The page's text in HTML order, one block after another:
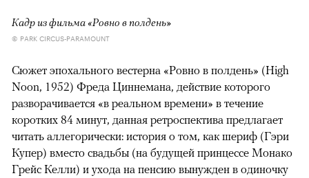
Кадр из фильма «Ровно в полдень»
© PARK CIRCUS-PARAMOUNT
Сюжет эпохального вестерна «Ровно в полдень» (High
Noon, 1952) Фреда Циннемана, действие которого
разворачивается «в реальном времени» в течение
коротких 84 минут, данная ретроспектива предлагает
читать аллегорически: история о том, как шериф (Гэри
Купер) вместо свадьбы (на будущей принцессе Монако
Грейс Келли) и ухода на пенсию вынужден в одиночку